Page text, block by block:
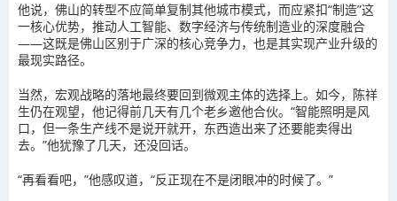
他说，佛山的转型不应简单复制其他城市模式，而应紧扣“制造”这
一核心优势，推动人工智能、数字经济与传统制造业的深度融合
——这既是佛山区别于广深的核心竞争力，也是其实现产业升级的
最现实路径。
当然，宏观战略的落地最终要回到微观主体的选择上。如今，陈祥
生仍在观望，他记得前几天有几个老乡邀他合伙。“智能照明是风
口，但一条生产线不是说开就开，东西造出来了还要能卖得出
去。”他犹豫了几天，还没回话。
“再看看吧，”他感叹道，“反正现在不是闭眼冲的时候了。”